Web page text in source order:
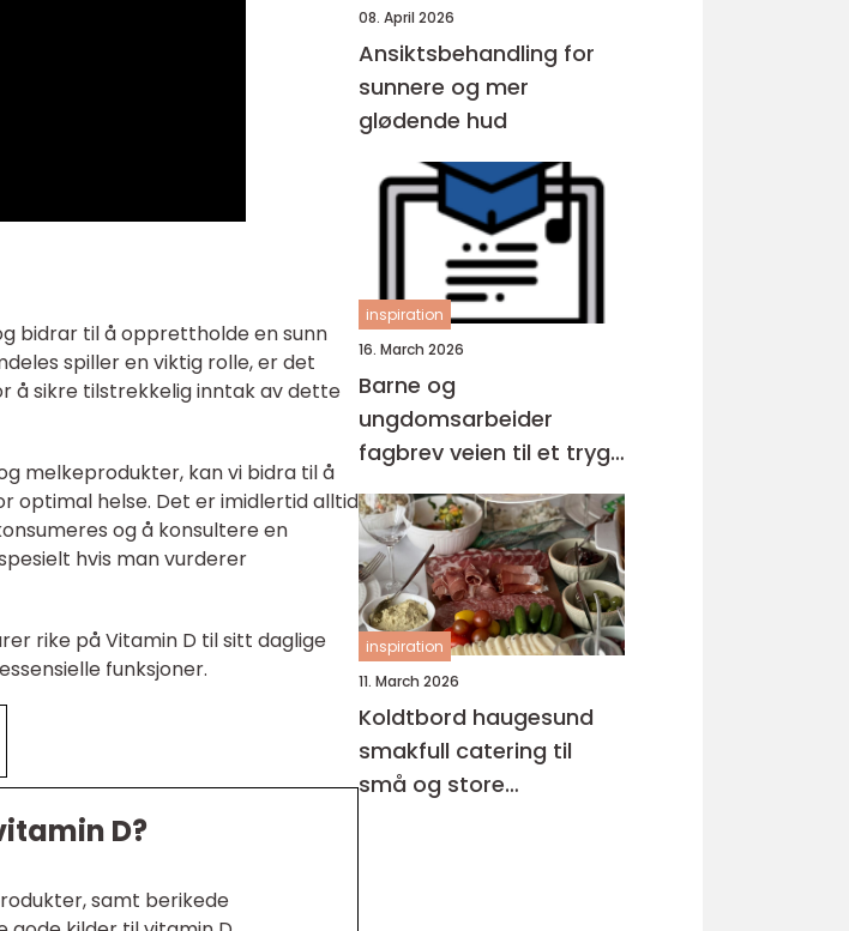
bidrar til å opprettholde en sunn
spiller en viktig rolle, er det
å sikre tilstrekkelig inntak av dette
melkeprodukter, kan vi bidra til å
optimal helse. Det er imidlertid alltid
og å konsultere en
hvis man vurderer
rike på Vitamin D til sitt daglige
funksjoner.
D?
samt berikede
08. April 2026
Ansiktsbehandling for
sunnere og mer
glødende hud
inspiration
16. March 2026
Barne og
ungdomsarbeider
fagbrev veien til et trygt
og meningsfullt yrke
inspiration
11. March 2026
Koldtbord haugesund
smakfull catering til
små og store